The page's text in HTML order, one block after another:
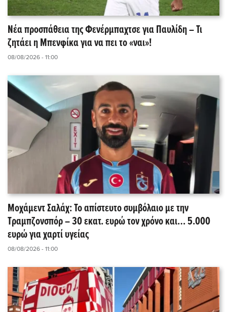
Νέα προσπάθεια της Φενέρμπαχτσε για Παυλίδη – Τι
ζητάει η Μπενφίκα για να πει το «ναι»!
08/08/2026 - 11:00
Μοχάμεντ Σαλάχ: Το απίστευτο συμβόλαιο με την
Τραμπζονσπόρ – 30 εκατ. ευρώ τον χρόνο και… 5.000
ευρώ για χαρτί υγείας
08/08/2026 - 11:00